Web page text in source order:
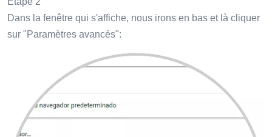
Dans la fenêtre qui s'affiche, nous irons en bas et là cliquer
sur "Paramètres avancés":